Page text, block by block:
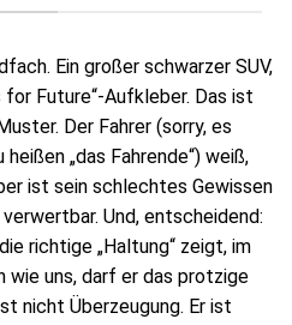
Ein großer schwarzer SUV,
for Future“-Aufkleber. Das ist
Der Fahrer (sorry, es
„das Fahrende“) weiß,
ist sein schlechtes Gewissen
Und, entscheidend:
richtige „Haltung“ zeigt, im
wie uns, darf er das protzige
nicht Überzeugung. Er ist